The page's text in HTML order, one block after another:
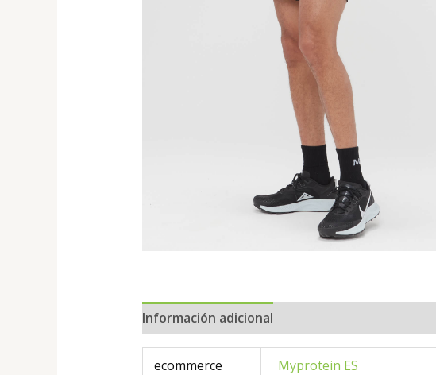
Información adicional
ecommerce Myprotein ES